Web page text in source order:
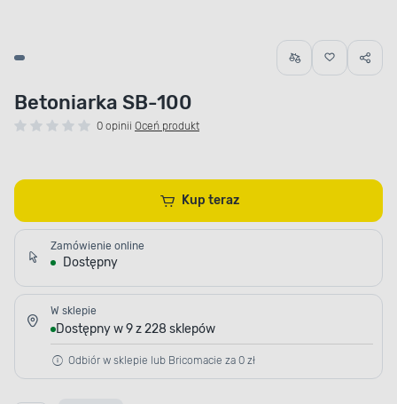
Betoniarka SB-100
0 opinii Oceń produkt
Kup teraz
Zamówienie online
Dostępny
W sklepie
Dostępny w 9 z 228 sklepów
Odbiór w sklepie lub Bricomacie za 0 zł